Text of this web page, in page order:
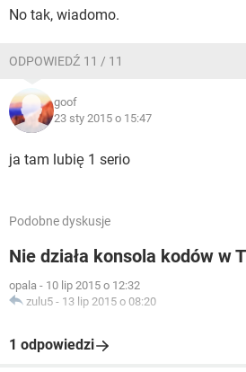
No tak, wiadomo.
ODPOWIEDŹ 11 / 11
goof
23 sty 2015 o 15:47
ja tam lubię 1 serio
Podobne dyskusje
Nie działa konsola kodów w
opala - 10 lip 2015 o 12:32
zulu5 - 13 lip 2015 o 08:20
1 odpowiedzi